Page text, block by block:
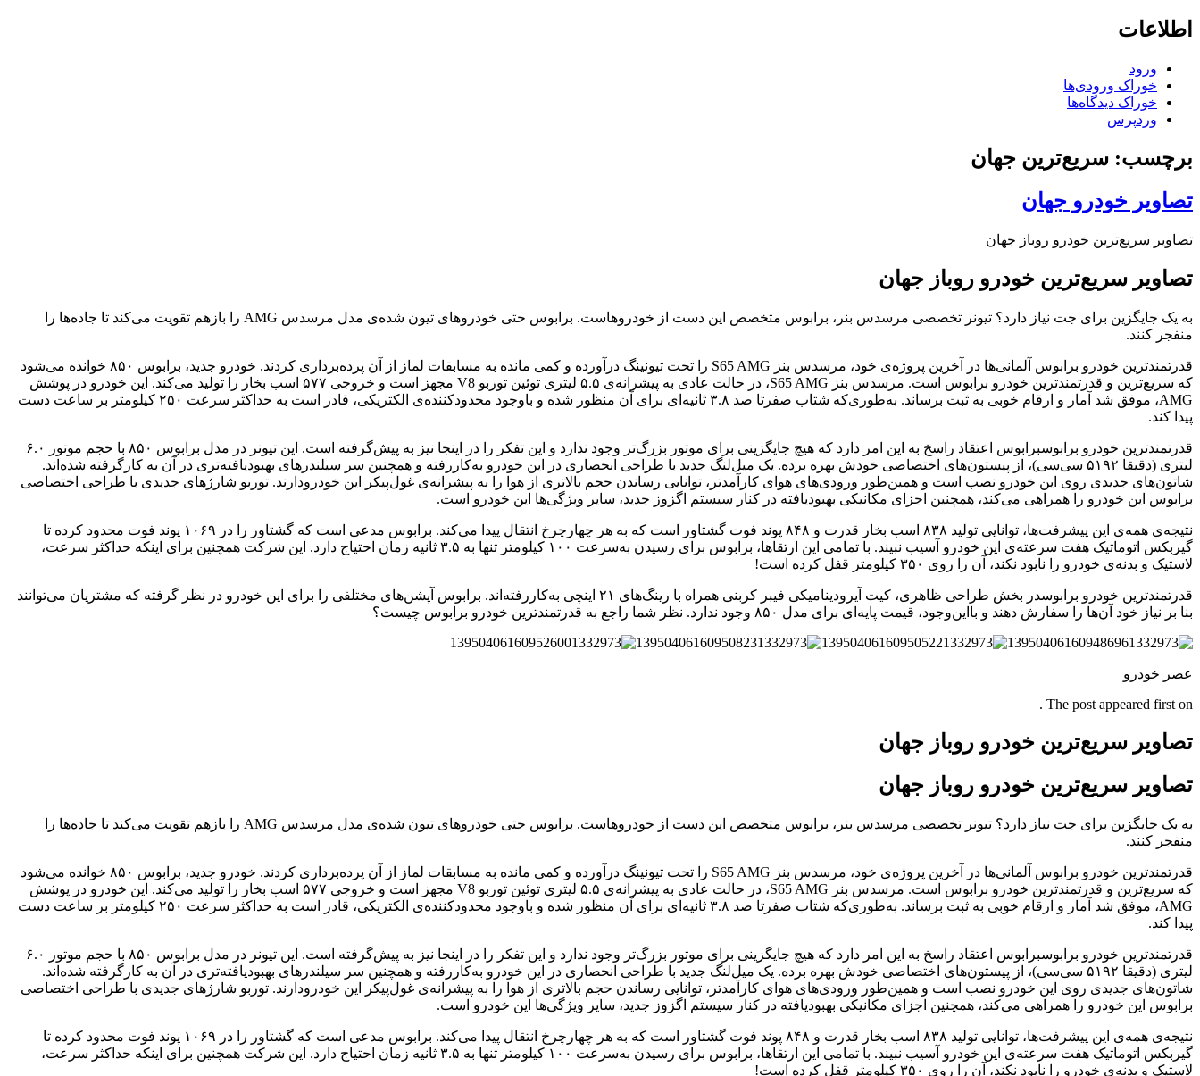
اطلاعات
ورود
خوراک ورودی‌ها
خوراک دیدگاه‌ها
وردپرس
برچسب: سریع‌ترین جهان
تصاویر خودرو جهان
تصاویر سریع‌ترین خودرو روباز جهان
تصاویر سریع‌ترین خودرو روباز جهان
به یک جایگزین برای جت نیاز دارد؟ تیونر تخصصی مرسدس بنر، برابوس متخصص این دست از خودروهاست. برابوس حتی خودرو‌های تیون شده‌ی مدل مرسدس AMG را بازهم تقویت می‌کند تا جاده‌‌ها را
منفجر کنند.
قدرتمندترین خودرو برابوس آلمانی‌‌ها در آخرین پروژه‌ی خود، مرسدس بنز S65 AMG را تحت تیونینگ درآورده و کمی مانده به مسابقات لماز از آن پرده‌برداری کردند. خودرو جدید، برابوس ۸۵۰ خوانده می‌شود
که سریع‌ترین و قدرتمندترین خودرو برابوس است. مرسدس بنز S65 AMG، در حالت عادی به پیشرانه‌ی ۵.۵ لیتری توئین توربو V8 مجهز است و خروجی ۵۷۷ اسب بخار را تولید می‌کند. این خودرو در پوشش
AMG، موفق شد آمار و ارقام خوبی به ثبت برساند. به‌طوری‌که شتاب صفرتا صد ۳.۸ ثانیه‌ای برای آن منظور شده و باوجود محدودکننده‌ی الکتریکی، قادر است به حداکثر سرعت ۲۵۰ کیلومتر بر ساعت دست
پیدا کند.
قدرتمندترین خودرو برابوسبرابوس اعتقاد راسخ به این امر دارد که هیچ جایگزینی برای موتور بزرگ‌تر وجود ندارد و این تفکر را در اینجا نیز به پیش‌گرفته است. این تیونر در مدل برابوس ۸۵۰ با حجم موتور ۶.۰
لیتری (دقیقا ۵۱۹۲ سی‌سی)، از پیستون‌های اختصاصی خودش بهره برده. یک میل‌لنگ جدید با طراحی انحصاری در این خودرو به‌کاررفته و همچنین سر سیلندرهای بهبودیافته‌تری در آن به کارگرفته شده‌اند.
شاتون‌های جدیدی روی این خودرو نصب است و همین‌طور ورودی‌های هوای کارآمدتر، توانایی رساندن حجم بالاتری از هوا را به پیشرانه‌ی غول‌پیکر این خودرودارند. توربو شارژهای جدیدی با طراحی اختصاصی
برابوس این خودرو را همراهی می‌کند، همچنین اجزای مکانیکی بهبودیافته در کنار سیستم اگزوز جدید، سایر ویژگی‌ها این خودرو است.
نتیجه‌ی همه‌ی این پیشرفت‌ها، توانایی تولید ۸۳۸ اسب بخار قدرت و ۸۴۸ پوند فوت گشتاور است که به هر چهارچرخ انتقال پیدا می‌کند. برابوس مدعی است که گشتاور را در ۱۰۶۹ پوند فوت محدود کرده تا
گیربکس اتوماتیک هفت سرعته‌ی این خودرو آسیب نبیند. با تمامی این ارتقاها، برابوس برای رسیدن به‌سرعت ۱۰۰ کیلومتر تنها به ۳.۵ ثانیه زمان احتیاج دارد. این شرکت همچنین برای اینکه حداکثر سرعت،
لاستیک و بدنه‌ی خودرو را نابود نکند، آن را روی ۳۵۰ کیلومتر قفل کرده است!
قدرتمندترین خودرو برابوسدر بخش طراحی ظاهری، کیت آیرودینامیکی فیبر کربنی همراه با رینگ‌های ۲۱ اینچی به‌کاررفته‌اند. برابوس آپشن‌های مختلفی را برای این خودرو در نظر گرفته که مشتریان می‌توانند
بنا بر نیاز خود آن‌ها را سفارش دهند و بااین‌وجود، قیمت پایه‌‌ای برای مدل ۸۵۰ وجود ندارد. نظر شما راجع به قدرتمندترین خودرو برابوس چیست؟
عصر خودرو
The post appeared first on .
تصاویر سریع‌ترین خودرو روباز جهان
تصاویر سریع‌ترین خودرو روباز جهان
به یک جایگزین برای جت نیاز دارد؟ تیونر تخصصی مرسدس بنر، برابوس متخصص این دست از خودروهاست. برابوس حتی خودرو‌های تیون شده‌ی مدل مرسدس AMG را بازهم تقویت می‌کند تا جاده‌‌ها را
منفجر کنند.
قدرتمندترین خودرو برابوس آلمانی‌‌ها در آخرین پروژه‌ی خود، مرسدس بنز S65 AMG را تحت تیونینگ درآورده و کمی مانده به مسابقات لماز از آن پرده‌برداری کردند. خودرو جدید، برابوس ۸۵۰ خوانده می‌شود
که سریع‌ترین و قدرتمندترین خودرو برابوس است. مرسدس بنز S65 AMG، در حالت عادی به پیشرانه‌ی ۵.۵ لیتری توئین توربو V8 مجهز است و خروجی ۵۷۷ اسب بخار را تولید می‌کند. این خودرو در پوشش
AMG، موفق شد آمار و ارقام خوبی به ثبت برساند. به‌طوری‌که شتاب صفرتا صد ۳.۸ ثانیه‌ای برای آن منظور شده و باوجود محدودکننده‌ی الکتریکی، قادر است به حداکثر سرعت ۲۵۰ کیلومتر بر ساعت دست
پیدا کند.
قدرتمندترین خودرو برابوسبرابوس اعتقاد راسخ به این امر دارد که هیچ جایگزینی برای موتور بزرگ‌تر وجود ندارد و این تفکر را در اینجا نیز به پیش‌گرفته است. این تیونر در مدل برابوس ۸۵۰ با حجم موتور ۶.۰
لیتری (دقیقا ۵۱۹۲ سی‌سی)، از پیستون‌های اختصاصی خودش بهره برده. یک میل‌لنگ جدید با طراحی انحصاری در این خودرو به‌کاررفته و همچنین سر سیلندرهای بهبودیافته‌تری در آن به کارگرفته شده‌اند.
شاتون‌های جدیدی روی این خودرو نصب است و همین‌طور ورودی‌های هوای کارآمدتر، توانایی رساندن حجم بالاتری از هوا را به پیشرانه‌ی غول‌پیکر این خودرودارند. توربو شارژهای جدیدی با طراحی اختصاصی
برابوس این خودرو را همراهی می‌کند، همچنین اجزای مکانیکی بهبودیافته در کنار سیستم اگزوز جدید، سایر ویژگی‌ها این خودرو است.
نتیجه‌ی همه‌ی این پیشرفت‌ها، توانایی تولید ۸۳۸ اسب بخار قدرت و ۸۴۸ پوند فوت گشتاور است که به هر چهارچرخ انتقال پیدا می‌کند. برابوس مدعی است که گشتاور را در ۱۰۶۹ پوند فوت محدود کرده تا
گیربکس اتوماتیک هفت سرعته‌ی این خودرو آسیب نبیند. با تمامی این ارتقاها، برابوس برای رسیدن به‌سرعت ۱۰۰ کیلومتر تنها به ۳.۵ ثانیه زمان احتیاج دارد. این شرکت همچنین برای اینکه حداکثر سرعت،
لاستیک و بدنه‌ی خودرو را نابود نکند، آن را روی ۳۵۰ کیلومتر قفل کرده است!